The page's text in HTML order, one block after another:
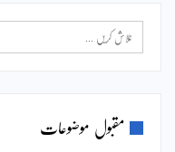
مقبول موضوعات